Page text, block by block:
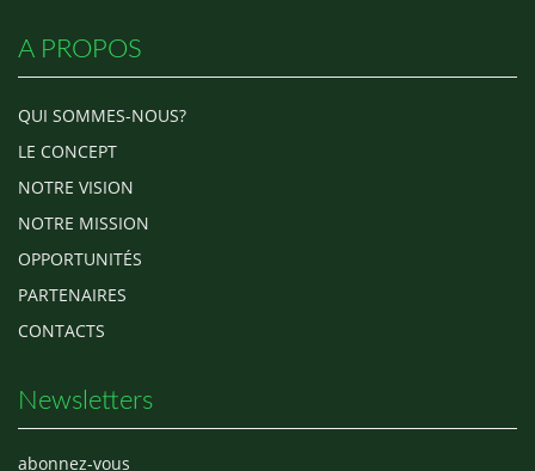
A PROPOS
QUI SOMMES-NOUS?
LE CONCEPT
NOTRE VISION
NOTRE MISSION
OPPORTUNITÉS
PARTENAIRES
CONTACTS
Newsletters
abonnez-vous